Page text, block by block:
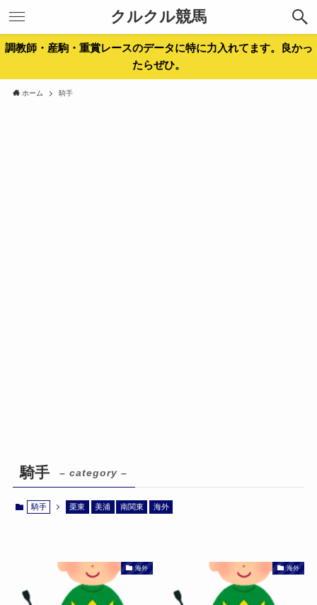
クルクル競馬
調教師・産駒・重賞レースのデータに特に力入れてます。良かっ
たらぜひ。
ホーム 騎手
騎手 – category –
騎手 栗東 美浦 南関東 海外
海外 海外